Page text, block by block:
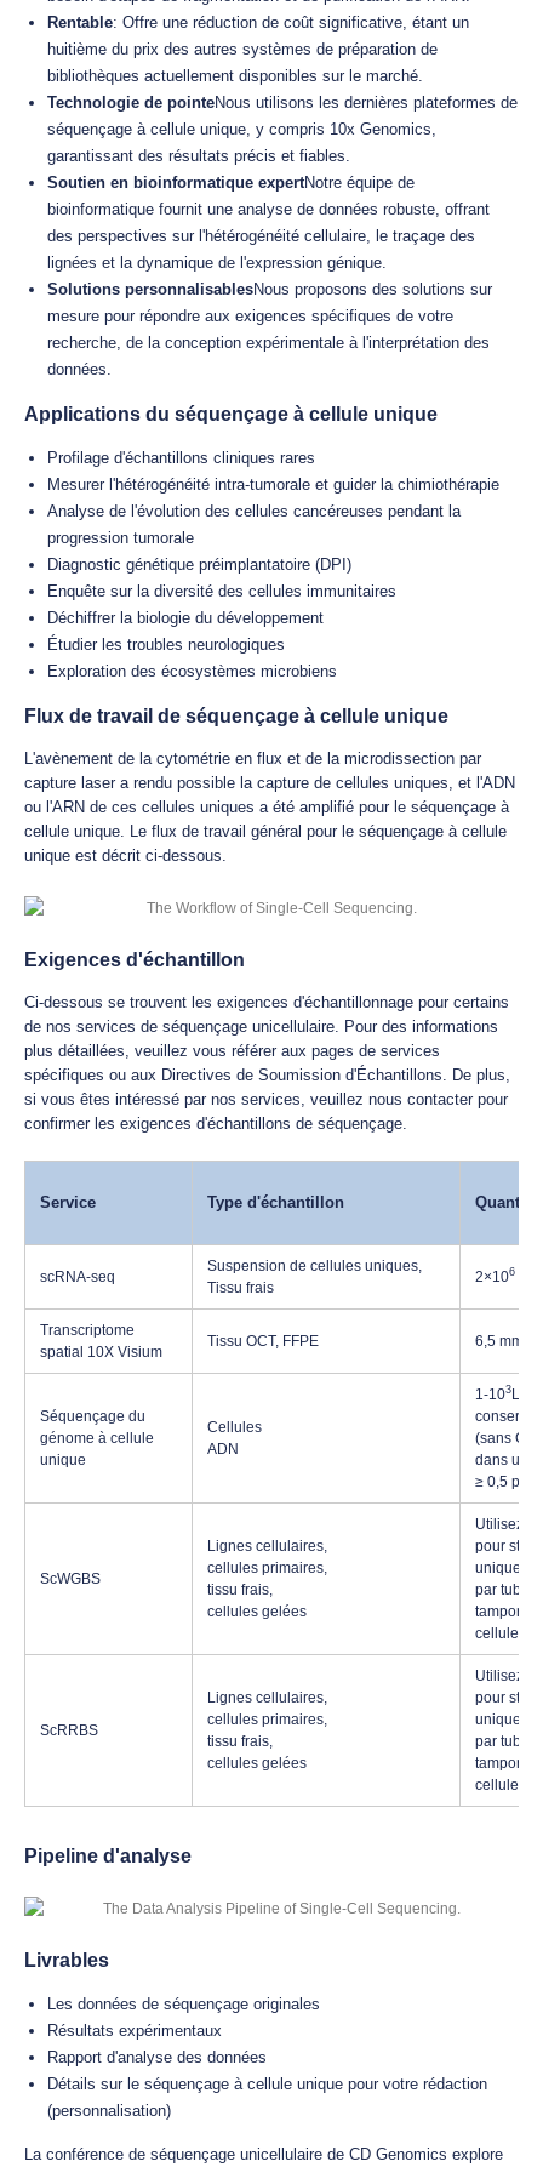
Rentable: Offre une réduction de coût significative, étant un
huitième du prix des autres systèmes de préparation de
bibliothèques actuellement disponibles sur le marché.
Technologie de pointeNous utilisons les dernières plateformes de
séquençage à cellule unique, y compris 10x Genomics,
garantissant des résultats précis et fiables.
Soutien en bioinformatique expertNotre équipe de
bioinformatique fournit une analyse de données robuste, offrant
des perspectives sur l'hétérogénéité cellulaire, le traçage des
lignées et la dynamique de l'expression génique.
Solutions personnalisablesNous proposons des solutions sur
mesure pour répondre aux exigences spécifiques de votre
recherche, de la conception expérimentale à l'interprétation des
données.
Applications du séquençage à cellule unique
Profilage d'échantillons cliniques rares
Mesurer l'hétérogénéité intra-tumorale et guider la chimiothérapie
Analyse de l'évolution des cellules cancéreuses pendant la
progression tumorale
Diagnostic génétique préimplantatoire (DPI)
Enquête sur la diversité des cellules immunitaires
Déchiffrer la biologie du développement
Étudier les troubles neurologiques
Exploration des écosystèmes microbiens
Flux de travail de séquençage à cellule unique
L'avènement de la cytométrie en flux et de la microdissection par
capture laser a rendu possible la capture de cellules uniques, et l'ADN
ou l'ARN de ces cellules uniques a été amplifié pour le séquençage à
cellule unique. Le flux de travail général pour le séquençage à cellule
unique est décrit ci-dessous.
Exigences d'échantillon
Ci-dessous se trouvent les exigences d'échantillonnage pour certains
de nos services de séquençage unicellulaire. Pour des informations
plus détaillées, veuillez vous référer aux pages de services
spécifiques ou aux Directives de Soumission d'Échantillons. De plus,
si vous êtes intéressé par nos services, veuillez nous contacter pour
confirmer les exigences d'échantillons de séquençage.
Service Type d'échantillon Quantité
scRNA-seq
Suspension de cellules uniques,
Tissu frais
2×106
Transcriptome
spatial 10X Visium
Tissu OCT, FFPE 6,5 mm ×
Séquençage du
génome à cellule
unique
Cellules
ADN
1-103 Les
(sans Ca)
dans une
≥ 0,5 pg
ScWGBS
Lignes cellulaires,
cellules primaires,
tissu frais,
cellules gelées
Utilisez
pour
uniques
par tube,
tampon
cellules.
ScRRBS
Lignes cellulaires,
cellules primaires,
tissu frais,
cellules gelées
Utilisez
pour
uniques
par tube
tampon
cellules.
Pipeline d'analyse
Livrables
Les données de séquençage originales
Résultats expérimentaux
Rapport d'analyse des données
Détails sur le séquençage à cellule unique pour votre rédaction
(personnalisation)
La conférence de séquençage unicellulaire de CD Genomics explore